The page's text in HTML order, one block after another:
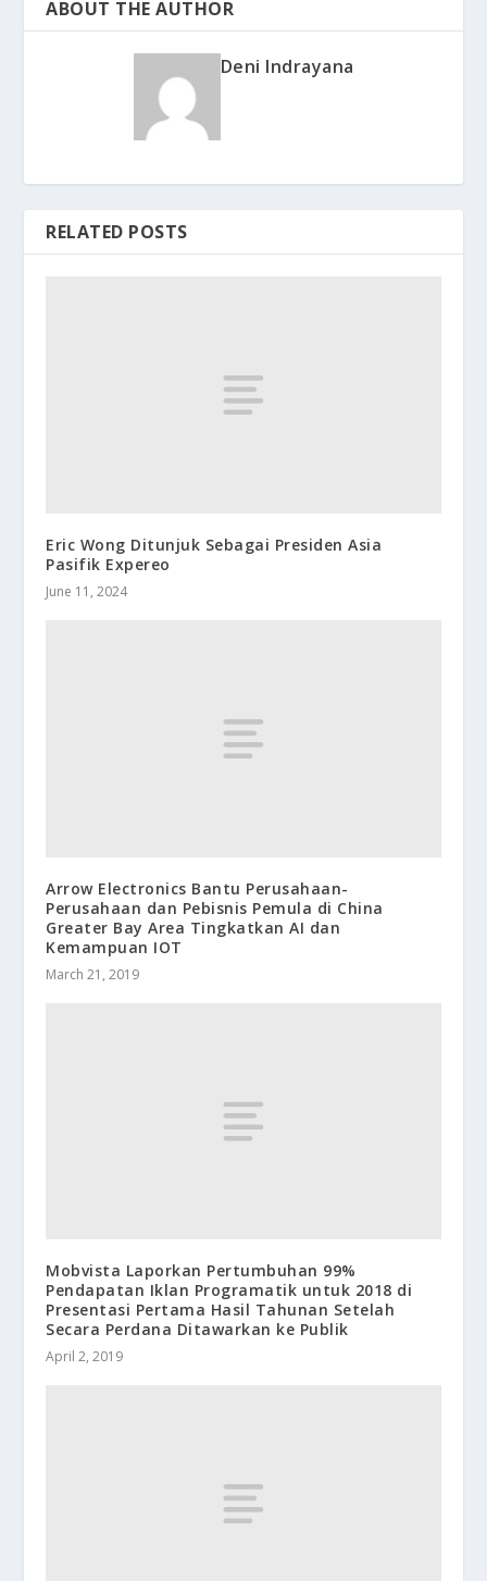
ABOUT THE AUTHOR
Deni Indrayana
RELATED POSTS
Eric Wong Ditunjuk Sebagai Presiden Asia
Pasifik Expereo
June 11, 2024
Arrow Electronics Bantu Perusahaan-
Perusahaan dan Pebisnis Pemula di China
Greater Bay Area Tingkatkan AI dan
Kemampuan IOT
March 21, 2019
Mobvista Laporkan Pertumbuhan 99%
Pendapatan Iklan Programatik untuk 2018 di
Presentasi Pertama Hasil Tahunan Setelah
Secara Perdana Ditawarkan ke Publik
April 2, 2019